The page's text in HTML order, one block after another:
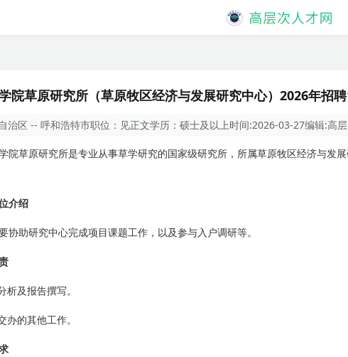
院草原研究所（草原牧区经济与发展研究中心）2026年招
治区 -- 呼和浩特市职位： 见正文学历： 硕士及以上时间:2026-03-27编辑:高
院草原研究所是专业从事草学研究的国家级研究所，所属草原牧区经济与发
介绍
协助研究中心完成项目课题工作，以及参与入户调研等。
析及报告撰写。
办的其他工作。